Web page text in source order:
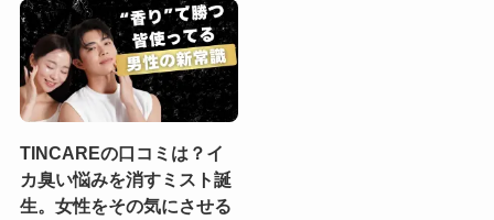
TINCAREの口コミは？イ
カ臭い悩みを消すミスト誕
生。女性をその気にさせる